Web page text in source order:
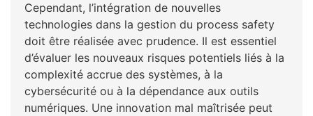
Cependant, l’intégration de nouvelles
technologies dans la gestion du process safety
doit être réalisée avec prudence. Il est essentiel
d’évaluer les nouveaux risques potentiels liés à la
complexité accrue des systèmes, à la
cybersécurité ou à la dépendance aux outils
numériques. Une innovation mal maîtrisée peut